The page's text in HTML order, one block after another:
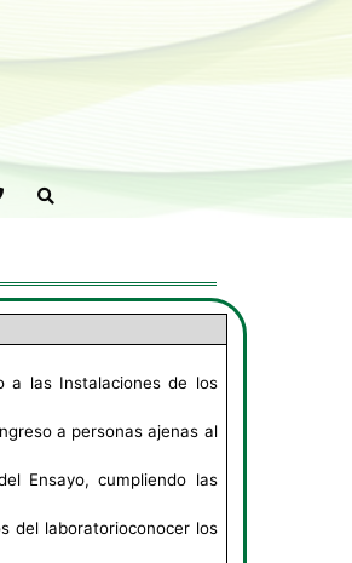
a las Instalaciones de los
a personas ajenas al
Ensayo, cumpliendo las
del laboratorioconocer los